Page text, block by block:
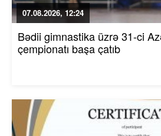
07.08.2026, 12:24
Bədii gimnastika üzrə 31-ci
çempionatı başa çatıb